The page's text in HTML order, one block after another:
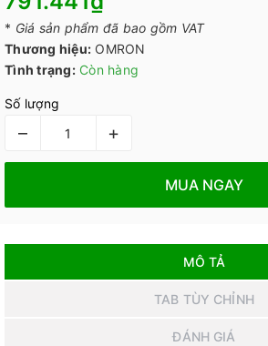
* Giá sản phẩm đã bao gồm VAT
Thương hiệu: OMRON
Tình trạng: Còn hàng
Số lượng
– +
MUA NGAY
MÔ TẢ
TAB TÙY CHỈNH
ĐÁNH GIÁ